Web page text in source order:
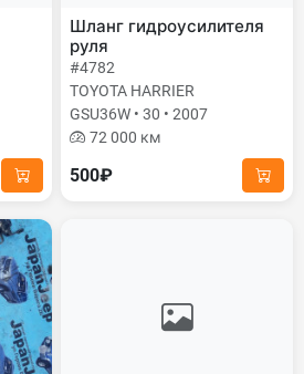
Шланг гидроусилителя
руля
#4782
TOYOTA HARRIER
GSU36W • 30 • 2007
72 000 км
500₽